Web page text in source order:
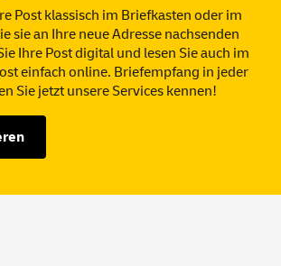
Post klassisch im Briefkasten oder im
sie an Ihre neue Adresse nachsenden
Ihre Post digital und lesen Sie auch im
einfach online. Briefempfang in jeder
Sie jetzt unsereServices kennen!